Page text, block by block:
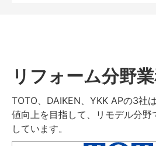
リフォーム分野
TOTO、DAIKEN、YKK APの3社
値向上を目指して、リモデル分
しています。